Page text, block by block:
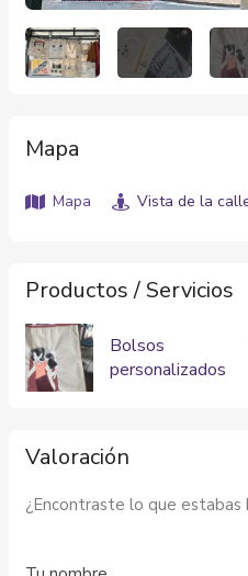
Mapa
Mapa Vista de la
Productos / Servicios
Bolsos
personalizados
Valoración
¿Encontraste lo que estabas